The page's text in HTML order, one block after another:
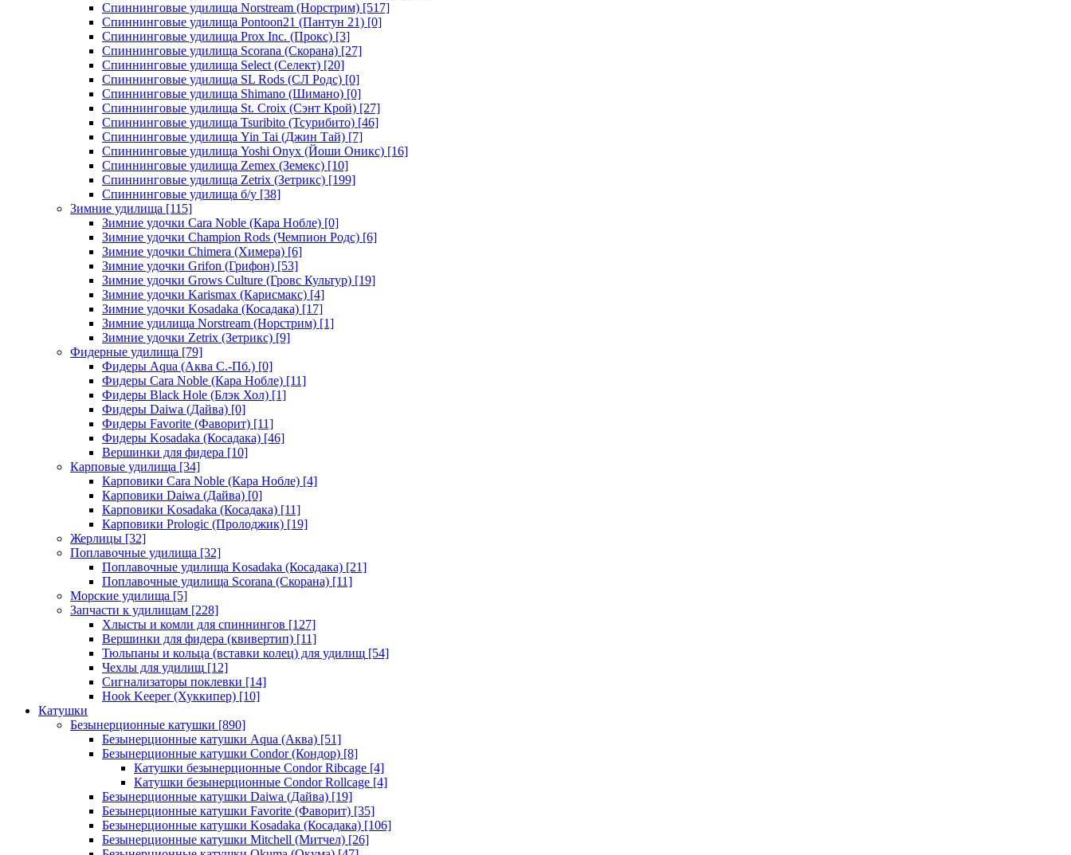
Спиннинговые удилища Norstream (Норстрим) [517]
Спиннинговые удилища Pontoon21 (Пантун 21) [0]
Спиннинговые удилища Prox Inc. (Прокс) [3]
Спиннинговые удилища Scorana (Скорана) [27]
Спиннинговые удилища Select (Селект) [20]
Спиннинговые удилища SL Rods (СЛ Родс) [0]
Спиннинговые удилища Shimano (Шимано) [0]
Спиннинговые удилища St. Croix (Сэнт Крой) [27]
Спиннинговые удилища Tsuribito (Тсурибито) [46]
Спиннинговые удилища Yin Tai (Джин Тай) [7]
Спиннинговые удилища Yoshi Onyx (Йоши Оникс) [16]
Спиннинговые удилища Zemex (Земекс) [10]
Спиннинговые удилища Zetrix (Зетрикс) [199]
Спиннинговые удилища б/у [38]
Зимние удилища [115]
Зимние удочки Cara Noble (Кара Нобле) [0]
Зимние удочки Champion Rods (Чемпион Родс) [6]
Зимние удочки Chimera (Химера) [6]
Зимние удочки Grifon (Грифон) [53]
Зимние удочки Grows Culture (Гровс Культур) [19]
Зимние удочки Karismax (Карисмакс) [4]
Зимние удочки Kosadaka (Косадака) [17]
Зимние удилища Norstream (Норстрим) [1]
Зимние удочки Zetrix (Зетрикс) [9]
Фидерные удилища [79]
Фидеры Aqua (Аква С.-Пб.) [0]
Фидеры Cara Noble (Кара Нобле) [11]
Фидеры Black Hole (Блэк Хол) [1]
Фидеры Daiwa (Дайва) [0]
Фидеры Favorite (Фаворит) [11]
Фидеры Kosadaka (Косадака) [46]
Вершинки для фидера [10]
Карповые удилища [34]
Карповики Cara Noble (Кара Нобле) [4]
Карповики Daiwa (Дайва) [0]
Карповики Kosadaka (Косадака) [11]
Карповики Prologic (Пролоджик) [19]
Жерлицы [32]
Поплавочные удилища [32]
Поплавочные удилища Kosadaka (Косадака) [21]
Поплавочные удилища Scorana (Скорана) [11]
Морские удилища [5]
Запчасти к удилищам [228]
Хлысты и комли для спиннингов [127]
Вершинки для фидера (квивертип) [11]
Тюльпаны и кольца (вставки колец) для удилищ [54]
Чехлы для удилищ [12]
Сигнализаторы поклевки [14]
Hook Keeper (Хуккипер) [10]
Катушки
Безынерционные катушки [890]
Безынерционные катушки Aqua (Аква) [51]
Безынерционные катушки Condor (Кондор) [8]
Катушки безынерционные Condor Ribcage [4]
Катушки безынерционные Condor Rollcage [4]
Безынерционные катушки Daiwa (Дайва) [19]
Безынерционные катушки Favorite (Фаворит) [35]
Безынерционные катушки Kosadaka (Косадака) [106]
Безынерционные катушки Mitchell (Митчел) [26]